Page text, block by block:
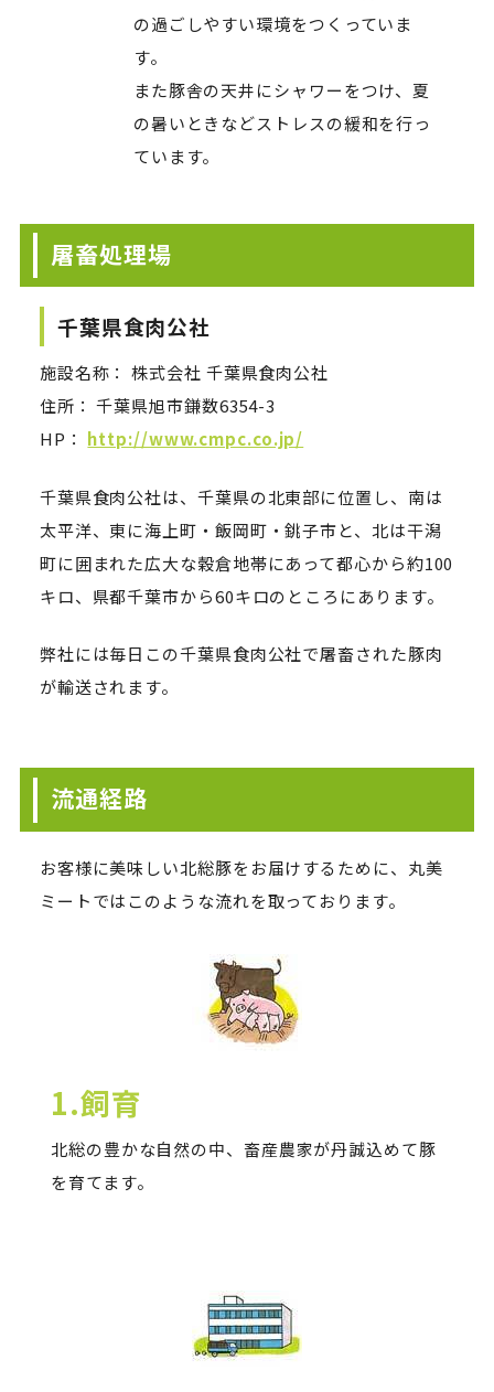
の過ごしやすい環境をつくっていま
す。
また豚舎の天井にシャワーをつけ、夏
の暑いときなどストレスの緩和を行っ
ています。
屠畜処理場
千葉県食肉公社
施設名称： 株式会社 千葉県食肉公社
住所： 千葉県旭市鎌数6354-3
HP： http://www.cmpc.co.jp/
千葉県食肉公社は、千葉県の北東部に位置し、南は
太平洋、東に海上町・飯岡町・銚子市と、北は干潟
町に囲まれた広大な穀倉地帯にあって都心から約100
キロ、県都千葉市から60キロのところにあります。
弊社には毎日この千葉県食肉公社で屠畜された豚肉
が輸送されます。
流通経路
お客様に美味しい北総豚をお届けするために、丸美
ミートではこのような流れを取っております。
1.飼育
北総の豊かな自然の中、畜産農家が丹誠込めて豚
を育てます。